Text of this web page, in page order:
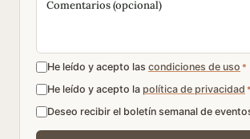
He leído y acepto las condiciones de uso *
He leído y acepto la política de privacidad *
Deseo recibir el boletín semanal de